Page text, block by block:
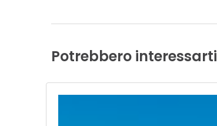
Potrebbero interessarti